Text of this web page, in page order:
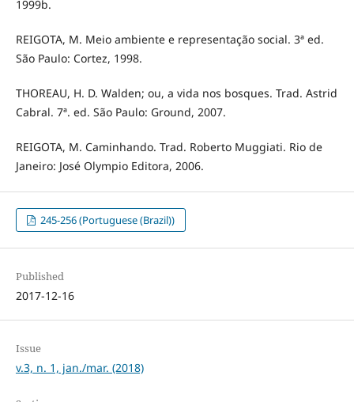
1999b.
REIGOTA, M. Meio ambiente e representação social. 3ª ed.
São Paulo: Cortez, 1998.
THOREAU, H. D. Walden; ou, a vida nos bosques. Trad. Astrid
Cabral. 7ª. ed. São Paulo: Ground, 2007.
REIGOTA, M. Caminhando. Trad. Roberto Muggiati. Rio de
Janeiro: José Olympio Editora, 2006.
245-256 (Portuguese (Brazil))
Published
2017-12-16
Issue
v.3, n. 1, jan./mar. (2018)